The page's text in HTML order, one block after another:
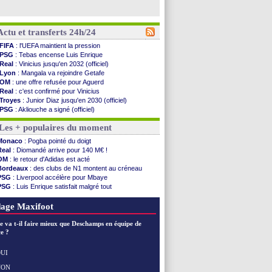
et transferts 24h/24
FIFA : l'UEFA maintient la pression
PSG : Tebas encense Luis Enrique
Real : Vinicius jusqu'en 2032 (officiel)
Lyon : Mangala va rejoindre Getafe
OM : une offre refusée pour Aguerd
Real : c'est confirmé pour Vinicius
Troyes : Junior Diaz jusqu'en 2030 (officiel)
PSG : Akliouche a signé (officiel)
OM: une offre pour Bulka
PSG : contrat signé pour Akliouche
Ouganda: Owori battu à mort à Kampala
Arsenal : Arteta veut créer une dynastie
Chelsea: Palace a fait son offre pour Disasi
FIFA: le gouvernement espagnol s'en mêle
PSG: l'étonnante rumeur Gusto
Bologne: Dallinga est sur le marché
OM : accord trouvé avec Man City pour Rulli
Uruguay: Forlan nommé sélectionneur (officiel)
PSG: Ndjantou heureux d'avoir rejoué
Real
Rennes
+ populaires du moment
: Pogba pointé du doigt
: Diomandé arrive pour 140 M€ !
: le retour d'Adidas est acté
: des clubs de N1 montent au créneau
: Liverpool accélère pour Mbaye
: Luis Enrique satisfait malgré tout
: une nouvelle offre pour Vinicius
Maxifoot
va t-il faire mieux que Deschamps en équipe de
?